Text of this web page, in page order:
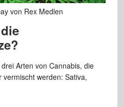
von Rex Medlen
Arten von Cannabis, die
werden: Sativa,